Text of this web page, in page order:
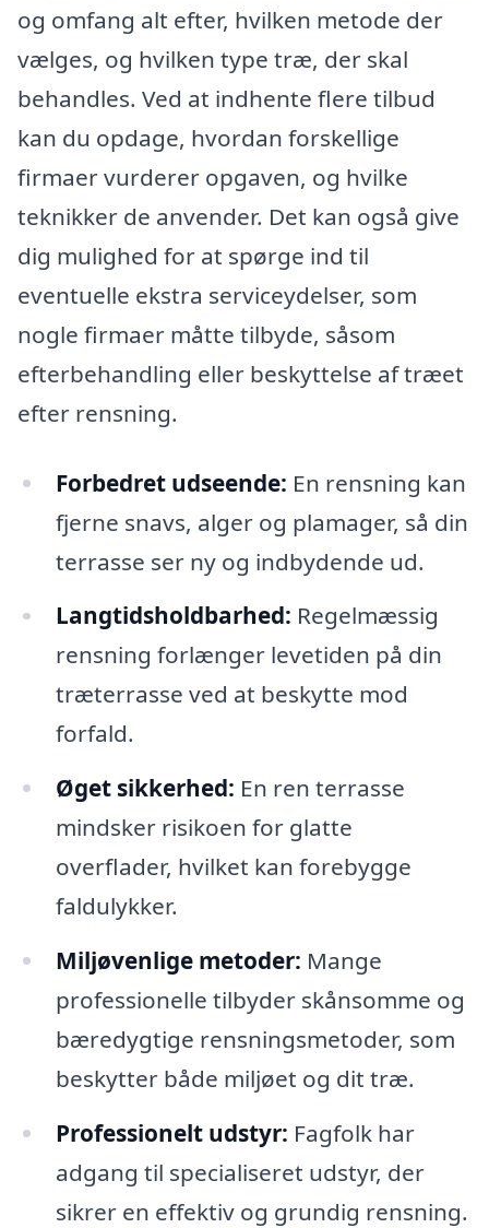
og omfang alt efter, hvilken metode der
vælges, og hvilken type træ, der skal
behandles. Ved at indhente flere tilbud
kan du opdage, hvordan forskellige
firmaer vurderer opgaven, og hvilke
teknikker de anvender. Det kan også give
dig mulighed for at spørge ind til
eventuelle ekstra serviceydelser, som
nogle firmaer måtte tilbyde, såsom
efterbehandling eller beskyttelse af træet
efter rensning.
Forbedret udseende: En rensning kan
fjerne snavs, alger og plamager, så din
terrasse ser ny og indbydende ud.
Langtidsholdbarhed: Regelmæssig
rensning forlænger levetiden på din
træterrasse ved at beskytte mod
forfald.
Øget sikkerhed: En ren terrasse
mindsker risikoen for glatte
overflader, hvilket kan forebygge
faldulykker.
Miljøvenlige metoder: Mange
professionelle tilbyder skånsomme og
bæredygtige rensningsmetoder, som
beskytter både miljøet og dit træ.
Professionelt udstyr: Fagfolk har
adgang til specialiseret udstyr, der
sikrer en effektiv og grundig rensning.